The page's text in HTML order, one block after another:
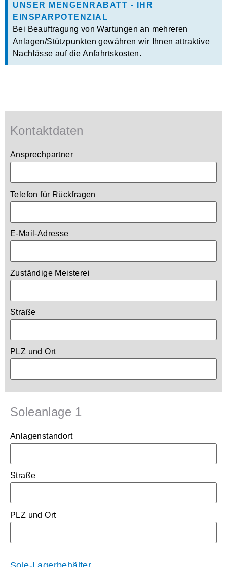
UNSER MENGENRABATT - IHR
EINSPARPOTENZIAL
Bei Beauftragung von Wartungen an mehreren
Anlagen/Stützpunkten gewähren wir Ihnen attraktive
Nachlässe auf die Anfahrtskosten.
Kontaktdaten
Ansprechpartner
Telefon für Rückfragen
E-Mail-Adresse
Zuständige Meisterei
Straße
PLZ und Ort
Soleanlage 1
Anlagenstandort
Straße
PLZ und Ort